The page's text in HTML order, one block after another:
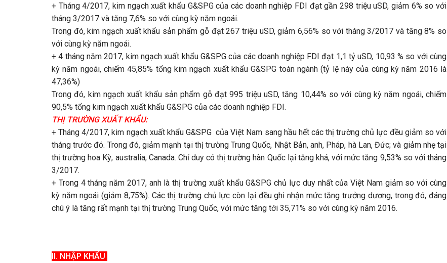
+ Tháng 4/2017, kim ngạch xuất khẩu G&SPG của các doanh nghiệp FDI đạt gần 298 triệu uSD, giảm 6% so với
tháng 3/2017 và tăng 7,6% so với cùng kỳ năm ngoái.
Trong đó, kim ngạch xuất khẩu sản phẩm gỗ đạt 267 triệu uSD, giảm 6,56% so với tháng 3/2017 và tăng 8% so
với cùng kỳ năm ngoái.
+ 4 tháng năm 2017, kim ngạch xuất khẩu G&SPG của các doanh nghiệp FDI đạt 1,1 tỷ uSD, 10,93 % so với cùng
kỳ năm ngoái, chiếm 45,85% tổng kim ngạch xuất khẩu G&SPG toàn ngành (tỷ lệ này của cùng kỳ năm 2016 là
47,36%)
Trong đó, kim ngạch xuất khẩu sản phẩm gỗ đạt 995 triệu uSD, tăng 10,44% so với cùng kỳ năm ngoái, chiếm
90,5% tổng kim ngạch xuất khẩu G&SPG của các doanh nghiệp FDI.
THỊ TRƯỜNG XUẤT KHẨU:​
+ Tháng 4/2017, kim ngạch xuất khẩu G&SPG của Việt Nam sang hầu hết các thị trường chủ lực đều giảm so với
tháng trước đó. Trong đó, giảm mạnh tại thị trường Trung Quốc, Nhật Bản, anh, Pháp, hà Lan, Đức; và giảm nhẹ tại
thị trường hoa Kỳ, australia, Canada. Chỉ duy có thị trường hàn Quốc lại tăng khá, với mức tăng 9,53% so với tháng
3/2017.
+ Trong 4 tháng năm 2017, anh là thị trường xuất khẩu G&SPG chủ lực duy nhất của Việt Nam giảm so với cùng
kỳ năm ngoái (giảm 8,75%). Các thị trường chủ lực còn lại đều ghi nhận mức tăng trưởng dương, trong đó, đáng
chú ý là tăng rất mạnh tại thị trường Trung Quốc, với mức tăng tới 35,71% so với cùng kỳ năm 2016.
II. NHẬP KHẨU